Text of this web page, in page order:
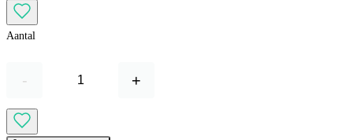
Aantal
- +